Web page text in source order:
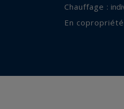
Chauffage :
En